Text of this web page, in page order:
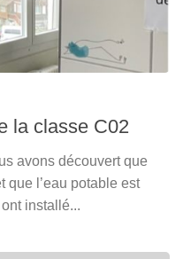
la classe C02
avons découvert que
que l’eau potable est
installé...